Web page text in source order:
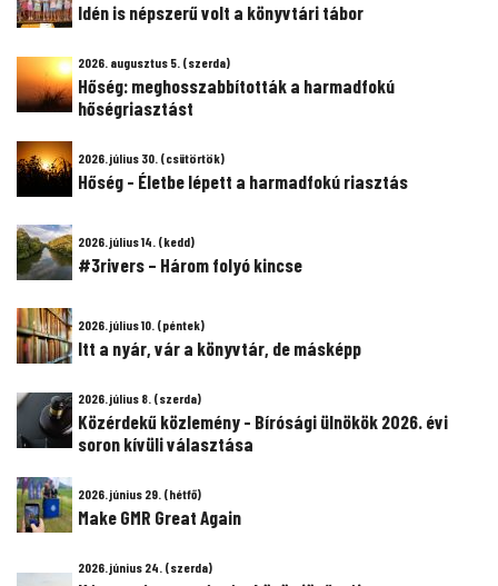
Idén is népszerű volt a könyvtári tábor
2026. augusztus 5. (szerda)
Hőség: meghosszabbították a harmadfokú
hőségriasztást
2026. július 30. (csütörtök)
Hőség - Életbe lépett a harmadfokú riasztás
2026. július 14. (kedd)
#3rivers – Három folyó kincse
2026. július 10. (péntek)
Itt a nyár, vár a könyvtár, de másképp
2026. július 8. (szerda)
Közérdekű közlemény - Bírósági ülnökök 2026. évi
soron kívüli választása
2026. június 29. (hétfő)
Make GMR Great Again
2026. június 24. (szerda)